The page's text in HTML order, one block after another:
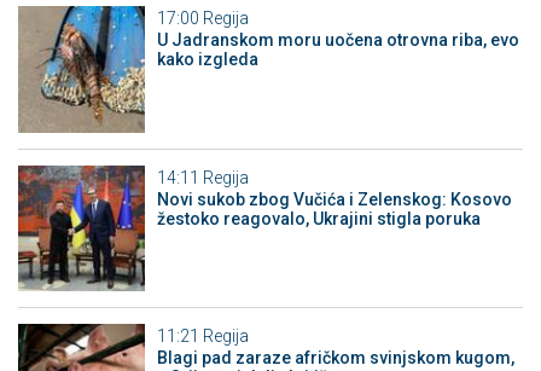
17:00 Regija
U Jadranskom moru uočena otrovna riba, evo
kako izgleda
14:11 Regija
Novi sukob zbog Vučića i Zelenskog: Kosovo
žestoko reagovalo, Ukrajini stigla poruka
11:21 Regija
Blagi pad zaraze afričkom svinjskom kugom,